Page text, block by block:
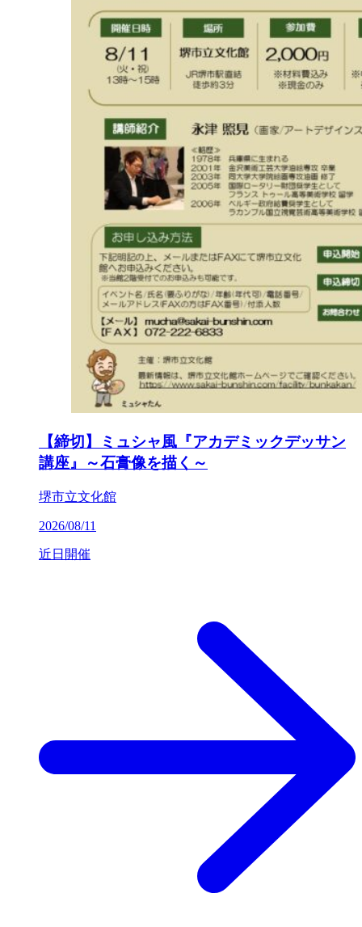
【締切】ミュシャ風『アカデミックデッサン
講座』～石膏像を描く～
堺市立文化館
2026/08/11
近日開催